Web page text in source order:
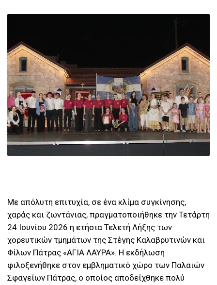
Με απόλυτη επιτυχία, σε ένα κλίμα συγκίνησης,
χαράς και ζωντάνιας, πραγματοποιήθηκε την Τετάρτη
24 Ιουνίου 2026 η ετήσια Τελετή Λήξης των
χορευτικών τμημάτων της Στέγης Καλαβρυτινών και
Φίλων Πάτρας «ΑΓΙΑ ΛΑΥΡΑ». Η εκδήλωση
φιλοξενήθηκε στον εμβληματικό χώρο των Παλαιών
Σφαγείων Πάτρας, ο οποίος αποδείχθηκε πολύ